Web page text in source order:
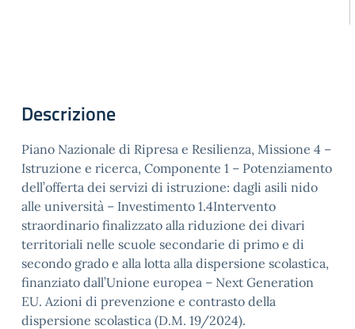
Descrizione
Piano Nazionale di Ripresa e Resilienza, Missione 4 –
Istruzione e ricerca, Componente 1 – Potenziamento
dell’offerta dei servizi di istruzione: dagli asili nido
alle università – Investimento 1.4Intervento
straordinario finalizzato alla riduzione dei divari
territoriali nelle scuole secondarie di primo e di
secondo grado e alla lotta alla dispersione scolastica,
finanziato dall’Unione europea – Next Generation
EU. Azioni di prevenzione e contrasto della
dispersione scolastica (D.M. 19/2024).